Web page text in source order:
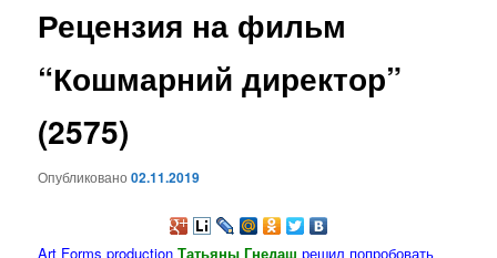
основному
Рецензия на фильм
“Кошмарний директор”
(2575)
Опубликовано02.11.2019
Art Forms productionТатьяны Гнедаш решил попробовать